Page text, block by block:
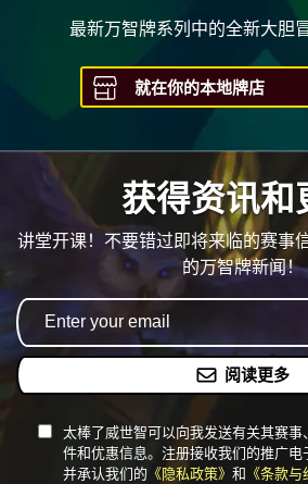
最新万智牌系列中的全新大胆
就在你的本地牌店
获得资讯和
讲堂开课！不要错过即将来临的赛事
的万智牌新闻！
阅读更多
太棒了威世智可以向我发送有关其赛
件和优惠信息。注册接收我们的推广
并承认我们的 《隐私政策》 和 《条款与